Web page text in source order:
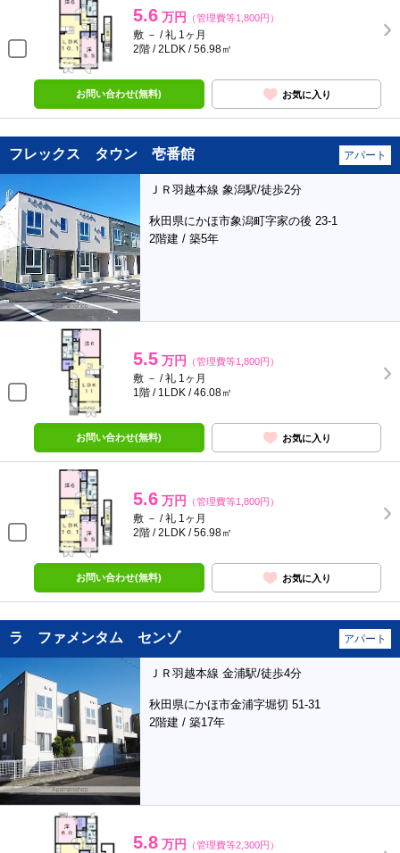
5.6 万円 （管理費等1,800円）
敷 － / 礼 1ヶ月
2階 / 2LDK / 56.98㎡
お問い合わせ(無料) お気に入り
フレックス タウン 壱番館 アパート
ＪＲ羽越本線 象潟駅/徒歩2分
秋田県にかほ市象潟町字家の後 23-1
2階建 / 築5年
5.5 万円 （管理費等1,800円）
敷 － / 礼 1ヶ月
1階 / 1LDK / 46.08㎡
お問い合わせ(無料) お気に入り
5.6 万円 （管理費等1,800円）
敷 － / 礼 1ヶ月
2階 / 2LDK / 56.98㎡
お問い合わせ(無料) お気に入り
ラ ファメンタム センゾ アパート
ＪＲ羽越本線 金浦駅/徒歩4分
秋田県にかほ市金浦字堀切 51-31
2階建 / 築17年
5.8 万円 （管理費等2,300円）